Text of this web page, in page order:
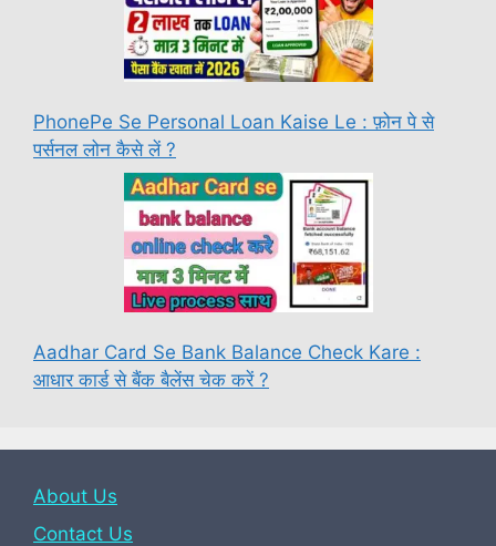
PhonePe Se Personal Loan Kaise Le : फ़ोन पे से
पर्सनल लोन कैसे लें ?
Aadhar Card Se Bank Balance Check Kare :
आधार कार्ड से बैंक बैलेंस चेक करें ?
About Us
Contact Us